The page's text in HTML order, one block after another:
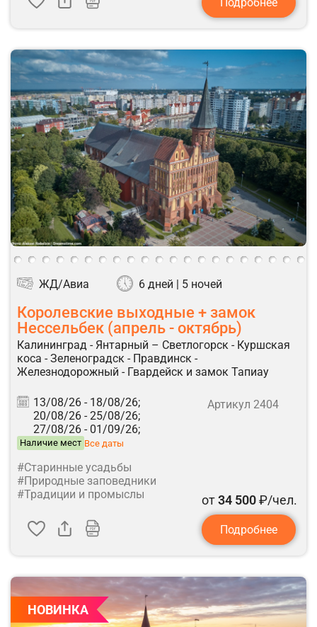
ЖД/Авиа 6 дней | 5 ночей
Королевские выходные + замок
Нессельбек (апрель - октябрь)
Калининград - Янтарный – Светлогорск - Куршская
коса - Зеленоградск - Правдинск -
Железнодорожный - Гвардейск и замок Тапиау
13/08/26 - 18/08/26;
20/08/26 - 25/08/26;
27/08/26 - 01/09/26;
Наличие мест Все даты
Артикул 2404
#Старинные усадьбы
#Природные заповедники
#Традиции и промыслы
от34 500₽/чел.
Подробнее
НОВИНКА